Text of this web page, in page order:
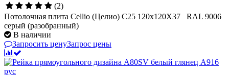
(2)
Потолочная плита Cellio (Целио) C25 120x120X37 RAL 9006
серый (разобранный)
В наличии
Запросить ценуЗапрос цены